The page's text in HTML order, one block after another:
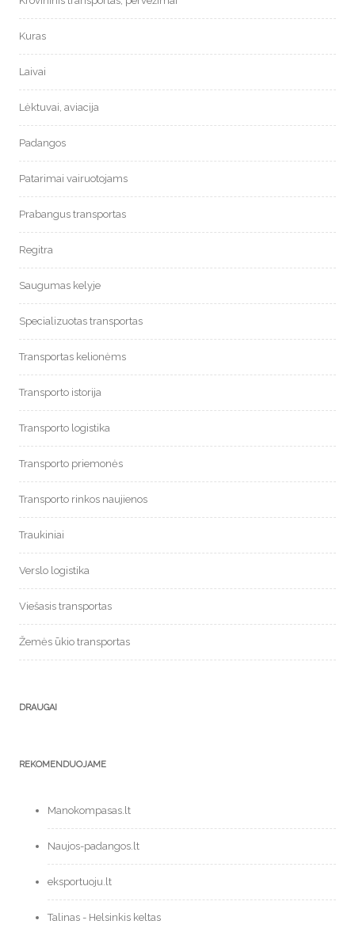
Kuras
Laivai
Lėktuvai, aviacija
Padangos
Patarimai vairuotojams
Prabangus transportas
Regitra
Saugumas kelyje
Specializuotas transportas
Transportas kelionėms
Transporto istorija
Transporto logistika
Transporto priemonės
Transporto rinkos naujienos
Traukiniai
Verslo logistika
Viešasis transportas
Žemės ūkio transportas
DRAUGAI
REKOMENDUOJAME
Manokompasas.lt
Naujos-padangos.lt
eksportuoju.lt
Talinas - Helsinkis keltas